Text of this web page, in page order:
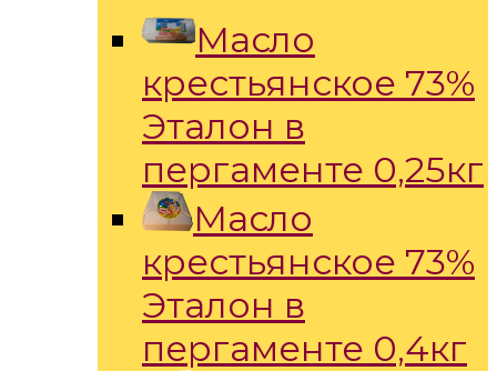
Масло
крестьянское 73%
Эталон в
пергаменте 0,25кг
Масло
крестьянское 73%
Эталон в
пергаменте 0,4кг